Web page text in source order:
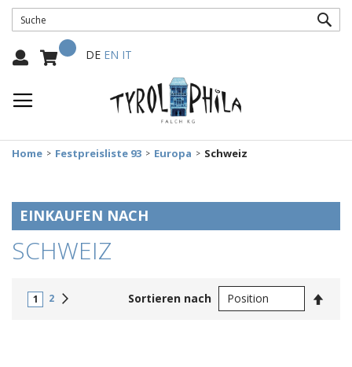
Mein Warenkorb
Select
DE EN IT
Home Festpreisliste 93 Europa Schweiz
SCHWEIZ
1 2 Sortieren nach
EINKAUFEN NACH